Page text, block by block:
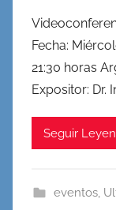
Fecha:
21:30 horas
Expositor: Dr.
Seguir
eventos,